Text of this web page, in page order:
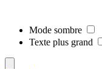
Mode sombre
Texte plus grand